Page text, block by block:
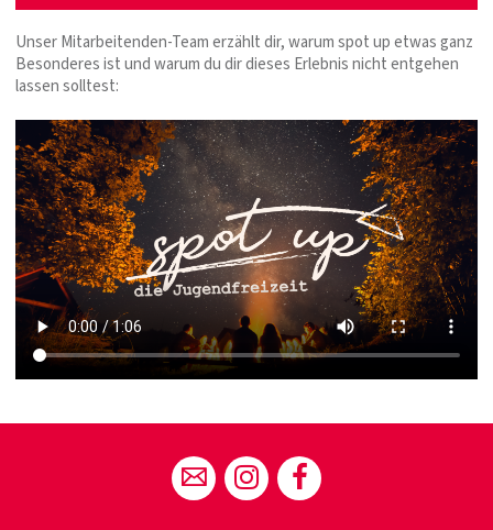
Unser Mitarbeitenden-Team erzählt dir, warum spot up etwas ganz
Besonderes ist und warum du dir dieses Erlebnis nicht entgehen
lassen solltest: